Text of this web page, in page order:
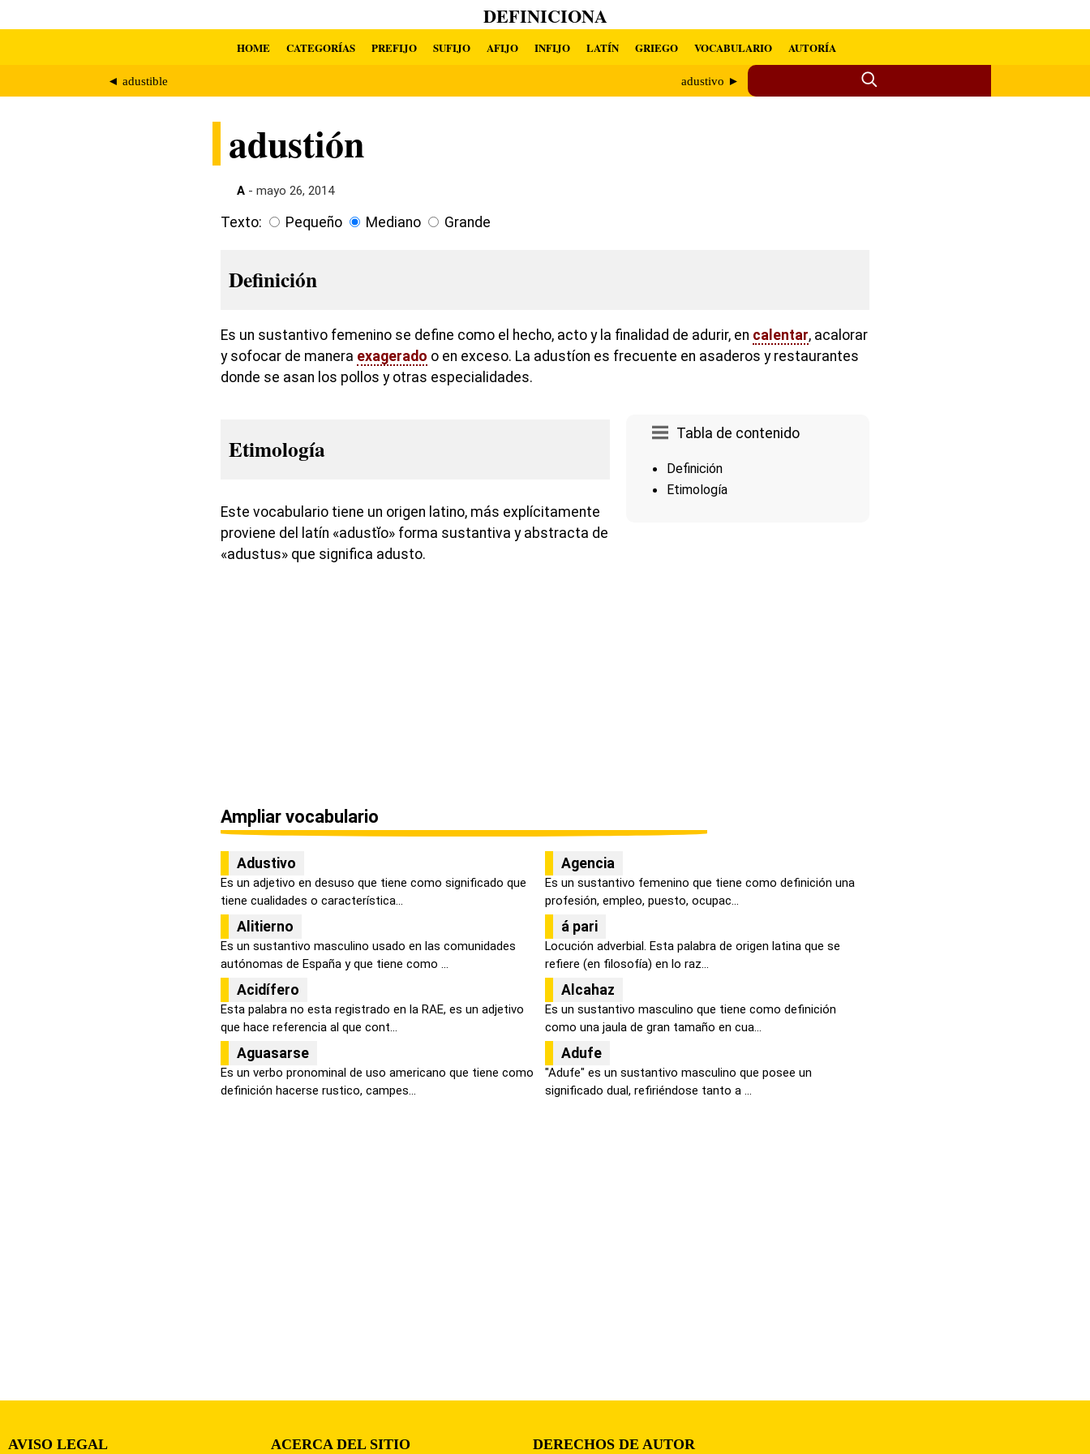
DEFINICIONA
HOME CATEGORÍAS PREFIJO SUFIJO AFIJO INFIJO LATÍN GRIEGO VOCABULARIO AUTORÍA
◄ adustible adustivo ►
adustión
A - mayo 26, 2014
Texto: Pequeño Mediano Grande
Definición
Es un sustantivo femenino se define como el hecho, acto y la finalidad de adurir, en calentar, acalorar
y sofocar de manera exagerado o en exceso. La adustíon es frecuente en asaderos y restaurantes
donde se asan los pollos y otras especialidades.
Tabla de contenido
Definición
Etimología
Etimología
Este vocabulario tiene un origen latino, más explícitamente
proviene del latín «adustĭo» forma sustantiva y abstracta de
«adustus» que significa adusto.
Ampliar vocabulario
Adustivo
Es un adjetivo en desuso que tiene como significado que
tiene cualidades o característica...
Agencia
Es un sustantivo femenino que tiene como definición una
profesión, empleo, puesto, ocupac...
Alitierno
Es un sustantivo masculino usado en las comunidades
autónomas de España y que tiene como ...
á pari
Locución adverbial. Esta palabra de origen latina que se
refiere (en filosofía) en lo raz...
Acidífero
Esta palabra no esta registrado en la RAE, es un adjetivo
que hace referencia al que cont...
Alcahaz
Es un sustantivo masculino que tiene como definición
como una jaula de gran tamaño en cua...
Aguasarse
Es un verbo pronominal de uso americano que tiene como
definición hacerse rustico, campes...
Adufe
"Adufe" es un sustantivo masculino que posee un
significado dual, refiriéndose tanto a ...
AVISO LEGAL ACERCA DEL SITIO DERECHOS DE AUTOR